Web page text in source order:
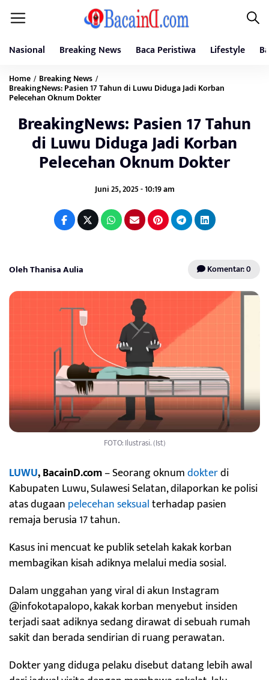
Nasional Breaking News Baca Peristiwa Lifestyle
Home / Breaking News /
BreakingNews: Pasien 17 Tahun di Luwu Diduga Jadi Korban
Pelecehan Oknum Dokter
BreakingNews: Pasien 17 Tahun
di Luwu Diduga Jadi Korban
Pelecehan Oknum Dokter
Juni 25, 2025 - 10:19 am
Oleh Thanisa Aulia Komentar: 0
FOTO: Ilustrasi. (Ist)
LUWU, BacainD.com– Seorang oknumdokterdi
Kabupaten Luwu, Sulawesi Selatan, dilaporkan ke polisi
atas dugaan pelecehan seksualterhadap pasien
remaja berusia 17 tahun.
Kasus ini mencuat ke publik setelah kakak korban
membagikan kisah adiknya melalui media sosial.
Dalam unggahan yang viral di akun Instagram
@infokotapalopo, kakak korban menyebut insiden
terjadi saat adiknya sedang dirawat di sebuah rumah
sakit dan berada sendirian di ruang perawatan.
Dokter yang diduga pelaku disebut datang lebih awal